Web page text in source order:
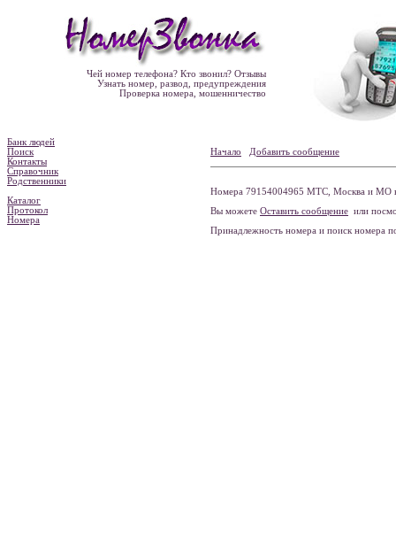
Чей номер телефона? Кто звонил? Отзывы
Узнать номер, развод, предупреждения
Проверка номера, мошенничество
Банк людей
Поиск
Контакты
Справочник
Родственники
Каталог
Протокол
Номера
Начало Добавить сообщение
Номера 79154004965 МТС, Москва и МО
Вы можете Оставить сообщение или
Принадлежность номера и поиск номера